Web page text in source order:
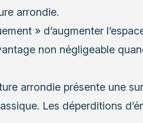
arrondie.
» d’augmenter
non négligeable
arrondie présente une
Les déperditions